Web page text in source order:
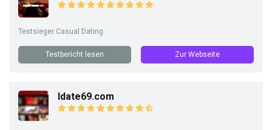
Testsieger Casual Dating
Testbericht lesen Zur Webseite
Idate69.com